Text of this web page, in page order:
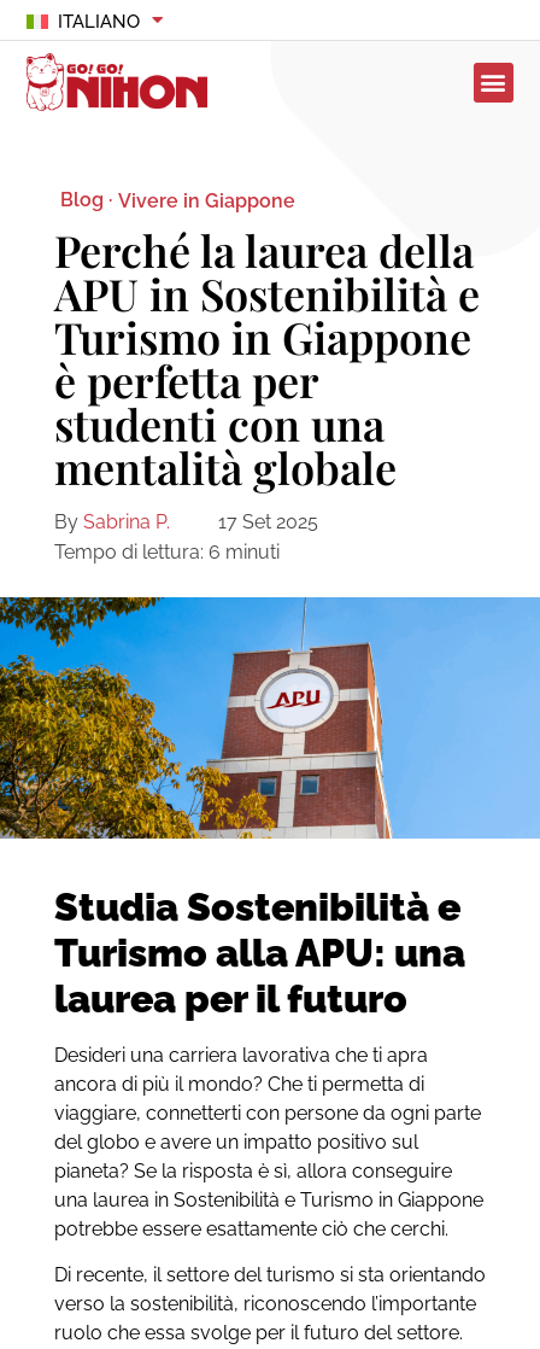
ITALIANO
Blog · Vivere in Giappone
Perché la laurea della
APU in Sostenibilità e
Turismo in Giappone
è perfetta per
studenti con una
mentalità globale
By Sabrina P.
17 Set 2025
Tempo di lettura: 6 minuti
Studia Sostenibilità e
Turismo alla APU: una
laurea per il futuro
Desideri una carriera lavorativa che ti apra
ancora di più il mondo? Che ti permetta di
viaggiare, connetterti con persone da ogni parte
del globo e avere un impatto positivo sul
pianeta? Se la risposta è sì, allora conseguire
una laurea in Sostenibilità e Turismo in Giappone
potrebbe essere esattamente ciò che cerchi.
Di recente, il settore del turismo si sta orientando
verso la sostenibilità, riconoscendo l’importante
ruolo che essa svolge per il futuro del settore.